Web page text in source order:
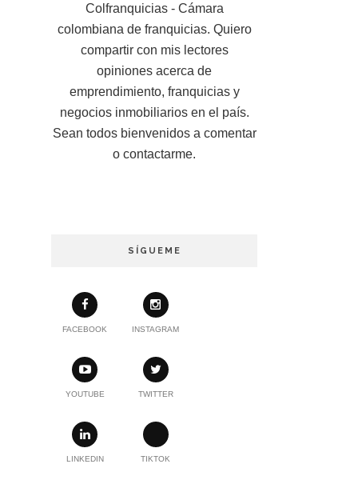
Colfranquicias - Cámara
colombiana de franquicias. Quiero
compartir con mis lectores
opiniones acerca de
emprendimiento, franquicias y
negocios inmobiliarios en el país.
Sean todos bienvenidos a comentar
o contactarme.
SÍGUEME
FACEBOOK INSTAGRAM
YOUTUBE TWITTER
LINKEDIN TIKTOK